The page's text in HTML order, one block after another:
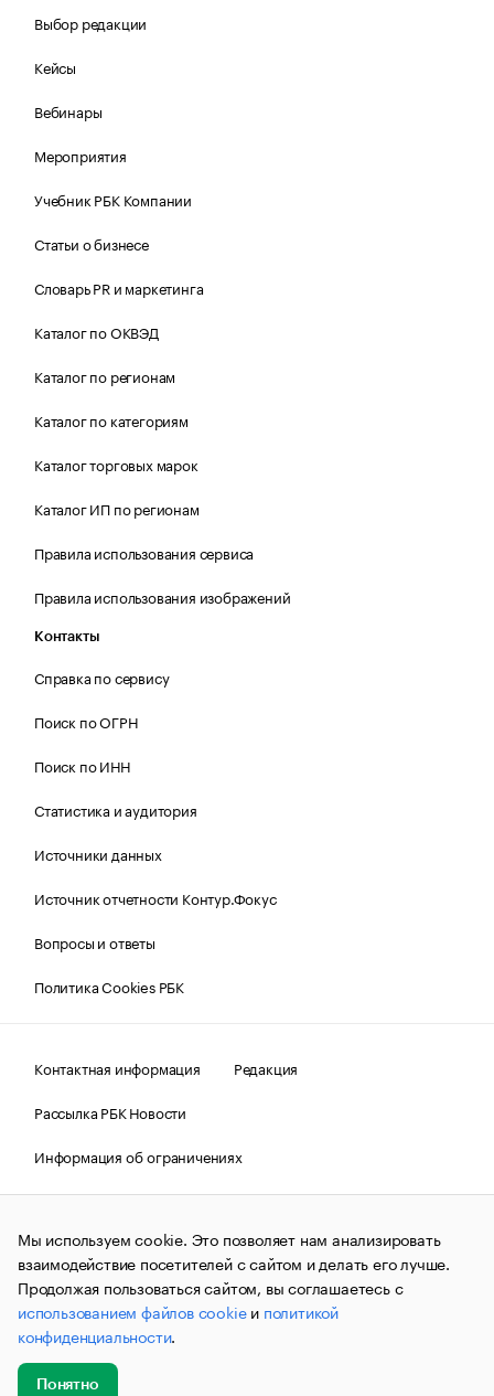
Выбор редакции
Кейсы
Вебинары
Мероприятия
Учебник РБК Компании
Статьи о бизнесе
Словарь PR и маркетинга
Каталог по ОКВЭД
Каталог по регионам
Каталог по категориям
Каталог торговых марок
Каталог ИП по регионам
Правила использования сервиса
Правила использования изображений
Контакты
Справка по сервису
Поиск по ОГРН
Поиск по ИНН
Статистика и аудитория
Источники данных
Источник отчетности Контур.Фокус
Вопросы и ответы
Политика Cookies РБК
Контактная информация
Редакция
Рассылка РБК Новости
Информация об ограничениях
Правовая информация
О соблюдении авторских прав
© АО «РОСБИЗНЕСКОНСАЛТИНГ»,1995–2026.Сообщения
и материалы информационного агентства «РБК»
(зарегистрировано Федеральной службой по надзору в сфере
связи, информационных технологий и массовых
коммуникаций (Роскомнадзор) 09.12.2015 за номером ИА
№ФС77-63848) сопровождаются пометкой «РБК». Отдельные
публикации могут содержать информацию,
не предназначенную для пользователей
до 18 лет.
Мы используем cookie. Это позволяет нам анализировать
взаимодействие посетителей с сайтом и делать его лучше.
Продолжая пользоваться сайтом, вы соглашаетесь с
использованием файлов cookieи политикой
конфиденциальности.
Понятно